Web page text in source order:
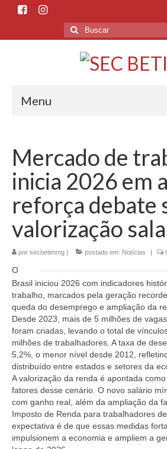
Menu
O Sindicato
Histórico
Sede e Subsedes
Departamentos
Esporte e Cultura
Jurídico
Saúde do Trabalhador
Formação Política
Mulheres Trabalhadoras
Homologação
Vídeos
Convenções
Mercado de
inicia 2026 em
reforça debate
valorização
por secbetimmg | postado em: Notícias |
O
Brasil iniciou 2026 com indicadores
trabalho, marcados pela geração
queda do desemprego e ampliação da
Desde 2023, mais de 5 milhões de
foram criadas, levando o total de
milhões de trabalhadores. A taxa de
5,2%, o menor nível desde 2012,
distribuído entre estados e setores da
A valorização da renda é apontada
fatores desse cenário. O novo salário
com ganho real, além da ampliação da
Imposto de Renda para trabalhadores
expectativa é de que essas medidas
impulsionem a economia e ampliem a